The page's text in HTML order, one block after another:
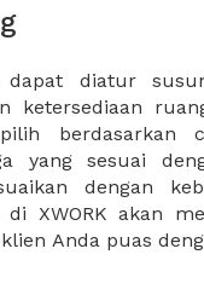
Anda puas